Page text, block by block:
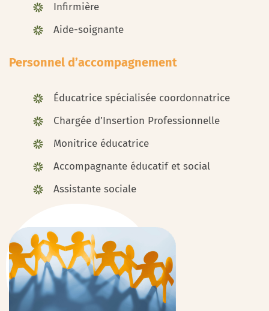
Infirmière
Aide-soignante
Personnel d’accompagnement
Éducatrice spécialisée coordonnatrice
Chargée d’Insertion Professionnelle
Monitrice éducatrice
Accompagnante éducatif et social
Assistante sociale